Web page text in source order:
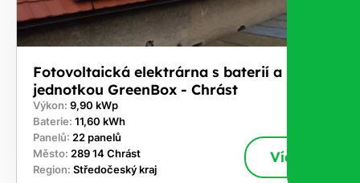
Fotovoltaická elektrárna s baterií a řídicí
jednotkou GreenBox - Chrást
Výkon: 9,90 kWp
Baterie: 11,60 kWh
Panelů: 22 panelů
Město: 289 14 Chrást
Region: Středočeský kraj
Více